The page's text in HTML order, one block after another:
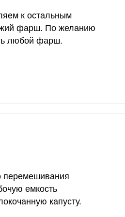
4.7
24.4
к остальным
фарш. По желанию
любой фарш.
перемешивания
емкость
капусту.